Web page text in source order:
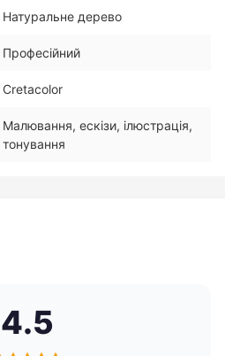
Натуральне дерево
Професійний
Cretacolor
Малювання, ескізи, ілюстрація,
тонування
4.5